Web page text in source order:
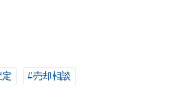
#売却相談